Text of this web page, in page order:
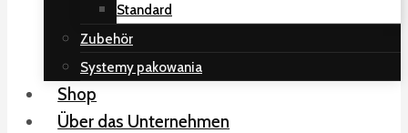
Standard
Zubehör
Systemy pakowania
Shop
Über das Unternehmen